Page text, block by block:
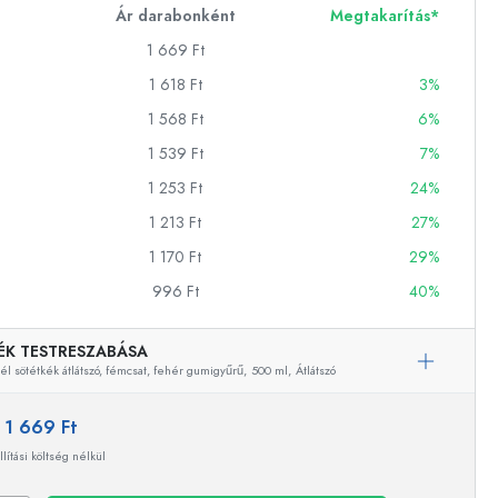
Ár darabonként
Megtakarítás*
1 669 Ft
1 618 Ft
3%
1 568 Ft
6%
1 539 Ft
7%
1 253 Ft
24%
1 213 Ft
27%
1 170 Ft
29%
996 Ft 40%
TESTRESZABÁSA
sötétkék átlátszó, fémcsat, fehér gumigyűrű, 500 ml, Átlátszó
1 669 Ft
költség nélkül